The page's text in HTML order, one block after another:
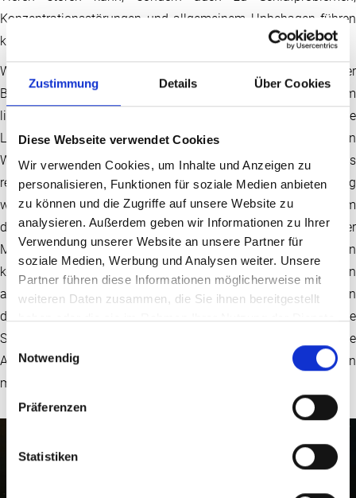
Zustimmung Details Über Cookies
Diese Webseite verwendet Cookies
Wir verwenden Cookies, um Inhalte und Anzeigen zu
personalisieren, Funktionen für soziale Medien anbieten
zu können und die Zugriffe auf unsere Website zu
analysieren. Außerdem geben wir Informationen zu Ihrer
Verwendung unserer Website an unsere Partner für
soziale Medien, Werbung und Analysen weiter. Unsere
Partner führen diese Informationen möglicherweise mit
weiteren Daten zusammen, die Sie ihnen bereitgestellt
haben oder die sie im Rahmen Ihrer Nutzung der Dienste
Einwilligungsauswahl
Notwendig
Präferenzen
Statistiken
Konzentrationsstörungen und allgemeinem Unbehagen führen
kann.
Weiter im Fokus stehen
. Als ein wichtiger
Bestandteil der Energiewende können sie sauberen Strom
liefern, jedoch unter ungünstigen Umständen auch störende
Lichtimmissionen verursachen. Besonders in dicht bebauten
Wohngebieten oder in der Nähe von Verkehrswegen kann das
reflektierte Sonnenlicht von Solarmodulen als Blendung
wahrgenommen werden. Diese Reflexionen treten vor allem
dann auf, wenn die Ausrichtung und der Neigungswinkel der
Module ungünstig gewählt sind. Solche Blendwirkungen
können nicht nur die Wohnqualität beeinträchtigen, sondern
auch zu Gefahren im Straßenverkehr führen, wenn sie Fahrern
die Sicht nehmen. Durch gezielte Maßnahmen wie
Simulationen, geeignete Modulwahl oder bauliche
Anpassungen lässt sich das Risiko solcher Beeinträchtigungen
minimieren.